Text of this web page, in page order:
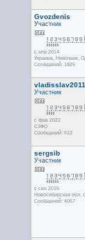
Gvozdenis
Участник
с апр 2014
Украина, Николаев,
Сообщений: 1825
vladisslav2011
Участник
с фев 2022
СЗФО
Сообщений: 612
sergsib
Участник
с сен 2015
Новосибирская обл.
Сообщений: 4057